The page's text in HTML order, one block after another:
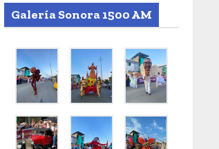
Galería Sonora 1500 AM